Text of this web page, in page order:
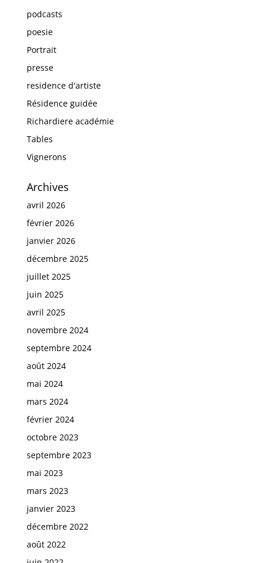
podcasts
poesie
Portrait
presse
residence d'artiste
Résidence guidée
Richardiere académie
Tables
Vignerons
Archives
avril 2026
février 2026
janvier 2026
décembre 2025
juillet 2025
juin 2025
avril 2025
novembre 2024
septembre 2024
août 2024
mai 2024
mars 2024
février 2024
octobre 2023
septembre 2023
mai 2023
mars 2023
janvier 2023
décembre 2022
août 2022